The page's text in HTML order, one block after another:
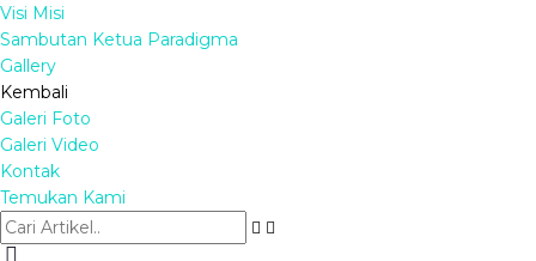
Visi Misi
Sambutan Ketua Paradigma
Gallery
Kembali
Galeri Foto
Galeri Video
Kontak
Temukan Kami